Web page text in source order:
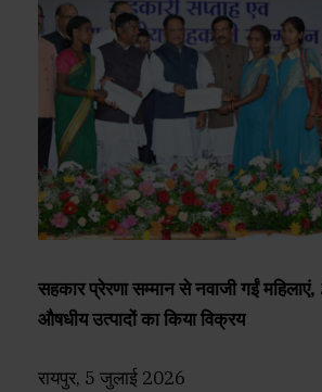
सहकार प्रेरणा सम्मान से नवाजी गईं
औषधीय उत्पादों का किया विक्रय
रायपुर, 5 जुलाई 2026